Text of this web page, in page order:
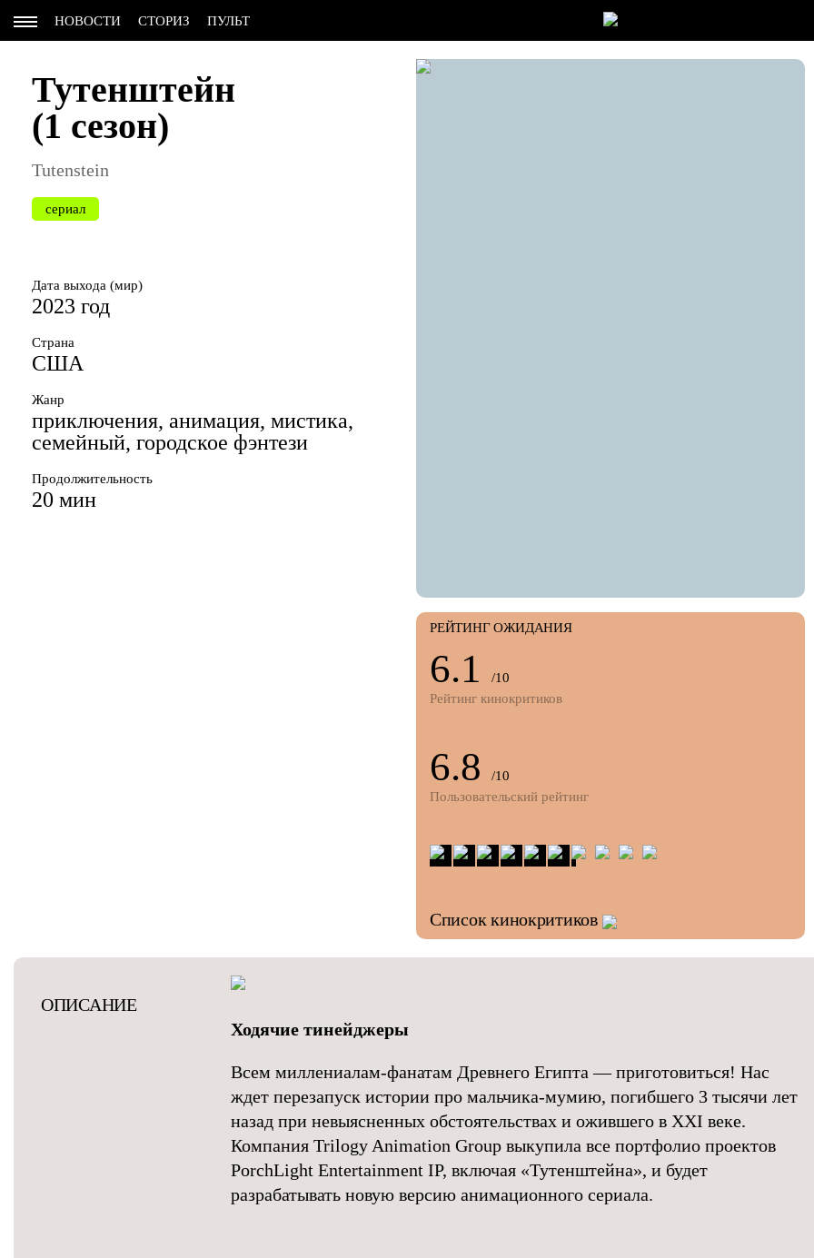
НОВОСТИ СТОРИЗ ПУЛЬТ
Тутенштейн
(1 сезон)
Tutenstein
сериал
Дата выхода (мир)
2023 год
Страна
США
Жанр
приключения, анимация, мистика,
семейный, городское фэнтези
Продолжительность
20 мин
РЕЙТИНГ ОЖИДАНИЯ
6.1
/10
Рейтинг кинокритиков
6.8
/10
Пользовательский рейтинг
Список кинокритиков
ОПИСАНИЕ
Ходячие тинейджеры
Всем миллениалам-фанатам Древнего Египта — приготовиться! Нас
ждет перезапуск истории про мальчика-мумию, погибшего 3 тысячи лет
назад при невыясненных обстоятельствах и ожившего в XXI веке.
Компания Trilogy Animation Group выкупила все портфолио проектов
PorchLight Entertainment IP, включая «Тутенштейна», и будет
разрабатывать новую версию анимационного сериала.